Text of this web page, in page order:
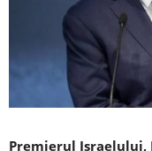
Premierul Israelului,